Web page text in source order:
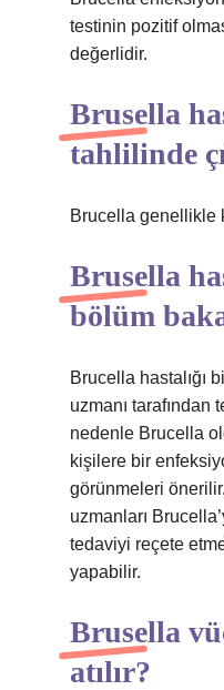
testinin pozitif
değerlidir.
Brusella
tahlilinde
Brucella genellikle
Brusella
bölüm
Brucella hastalığı
uzmanı tarafından
nedenle Brucella
kişilere bir
görünmeleri
uzmanları
tedaviyi reçete
yapabilir.
Brusella
atılır?